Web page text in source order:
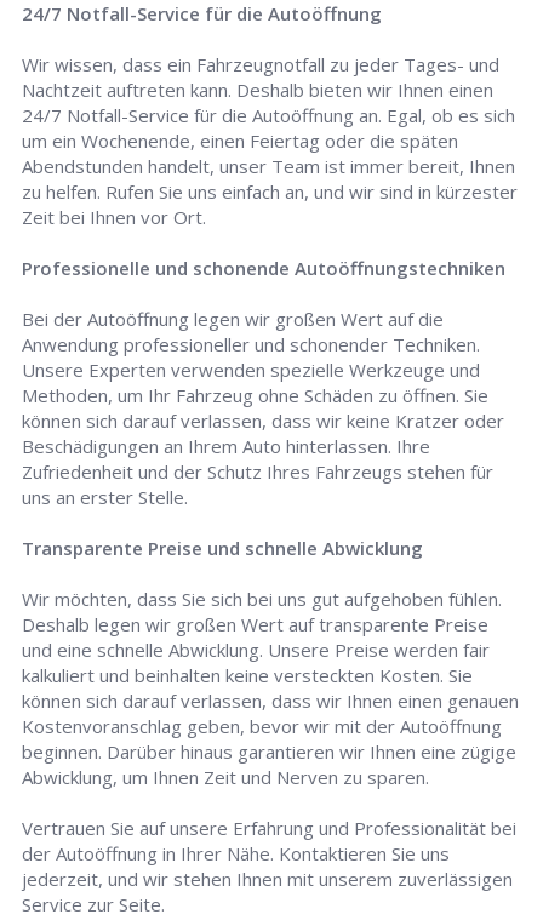
24/7 Notfall-Service für die Autoöffnung
Wir wissen, dass ein Fahrzeugnotfall zu jeder Tages- und
Nachtzeit auftreten kann. Deshalb bieten wir Ihnen einen
24/7 Notfall-Service für die Autoöffnung an. Egal, ob es sich
um ein Wochenende, einen Feiertag oder die späten
Abendstunden handelt, unser Team ist immer bereit, Ihnen
zu helfen. Rufen Sie uns einfach an, und wir sind in kürzester
Zeit bei Ihnen vor Ort.
Professionelle und schonende Autoöffnungstechniken
Bei der Autoöffnung legen wir großen Wert auf die
Anwendung professioneller und schonender Techniken.
Unsere Experten verwenden spezielle Werkzeuge und
Methoden, um Ihr Fahrzeug ohne Schäden zu öffnen. Sie
können sich darauf verlassen, dass wir keine Kratzer oder
Beschädigungen an Ihrem Auto hinterlassen. Ihre
Zufriedenheit und der Schutz Ihres Fahrzeugs stehen für
uns an erster Stelle.
Transparente Preise und schnelle Abwicklung
Wir möchten, dass Sie sich bei uns gut aufgehoben fühlen.
Deshalb legen wir großen Wert auf transparente Preise
und eine schnelle Abwicklung. Unsere Preise werden fair
kalkuliert und beinhalten keine versteckten Kosten. Sie
können sich darauf verlassen, dass wir Ihnen einen genauen
Kostenvoranschlag geben, bevor wir mit der Autoöffnung
beginnen. Darüber hinaus garantieren wir Ihnen eine zügige
Abwicklung, um Ihnen Zeit und Nerven zu sparen.
Vertrauen Sie auf unsere Erfahrung und Professionalität bei
der Autoöffnung in Ihrer Nähe. Kontaktieren Sie uns
jederzeit, und wir stehen Ihnen mit unserem zuverlässigen
Service zur Seite.